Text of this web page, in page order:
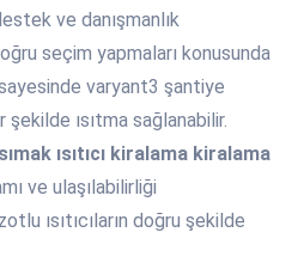
ve danışmanlık
seçim yapmaları konusunda
varyant3 şantiye
şekilde ısıtma sağlanabilir.
ısıtıcı kiralama kiralama
ve ulaşılabilirliği
ısıtıcıların doğru şekilde